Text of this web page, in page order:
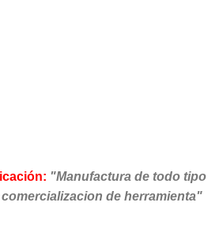
"Manufactura de todo tipo
de herramienta"